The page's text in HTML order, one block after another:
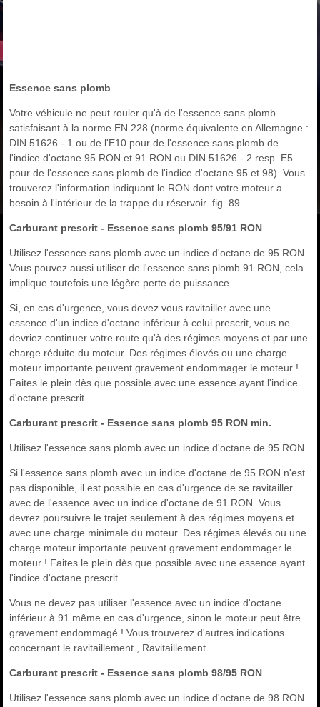
Essence sans plomb
Votre véhicule ne peut rouler qu'à de l'essence sans plomb
satisfaisant à la norme EN 228 (norme équivalente en Allemagne :
DIN 51626 - 1 ou de l'E10 pour de l'essence sans plomb de
l'indice d'octane 95 RON et 91 RON ou DIN 51626 - 2 resp. E5
pour de l'essence sans plomb de l'indice d'octane 95 et 98). Vous
trouverez l'information indiquant le RON dont votre moteur a
besoin à l'intérieur de la trappe du réservoir fig. 89.
Carburant prescrit - Essence sans plomb 95/91 RON
Utilisez l'essence sans plomb avec un indice d'octane de 95 RON.
Vous pouvez aussi utiliser de l'essence sans plomb 91 RON, cela
implique toutefois une légère perte de puissance.
Si, en cas d'urgence, vous devez vous ravitailler avec une
essence d'un indice d'octane inférieur à celui prescrit, vous ne
devriez continuer votre route qu'à des régimes moyens et par une
charge réduite du moteur. Des régimes élevés ou une charge
moteur importante peuvent gravement endommager le moteur !
Faites le plein dès que possible avec une essence ayant l'indice
d'octane prescrit.
Carburant prescrit - Essence sans plomb 95 RON min.
Utilisez l'essence sans plomb avec un indice d'octane de 95 RON.
Si l'essence sans plomb avec un indice d'octane de 95 RON n'est
pas disponible, il est possible en cas d'urgence de se ravitailler
avec de l'essence avec un indice d'octane de 91 RON. Vous
devrez poursuivre le trajet seulement à des régimes moyens et
avec une charge minimale du moteur. Des régimes élevés ou une
charge moteur importante peuvent gravement endommager le
moteur ! Faites le plein dès que possible avec une essence ayant
l'indice d'octane prescrit.
Vous ne devez pas utiliser l'essence avec un indice d'octane
inférieur à 91 même en cas d'urgence, sinon le moteur peut être
gravement endommagé ! Vous trouverez d'autres indications
concernant le ravitaillement , Ravitaillement.
Carburant prescrit - Essence sans plomb 98/95 RON
Utilisez l'essence sans plomb avec un indice d'octane de 98 RON.